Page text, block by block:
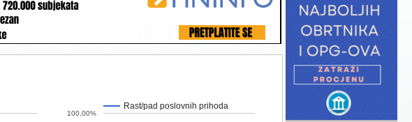
Rast/pad poslovnih prihoda
100,00%